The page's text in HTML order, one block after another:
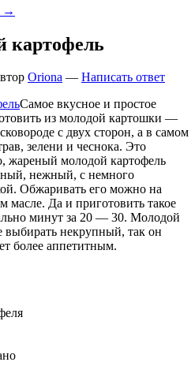
→
картофель
Oriona — Написать ответ
Самое вкусное и простое
из молодой картошки —
с двух сторон, а в самом
зелени и чеснока. Это
жареный молодой картофель
нежный, с немного
Обжаривать его можно на
масле. Да и приготовить такое
минут за 20 — 30. Молодой
выбирать некрупный, так он
более аппетитным.